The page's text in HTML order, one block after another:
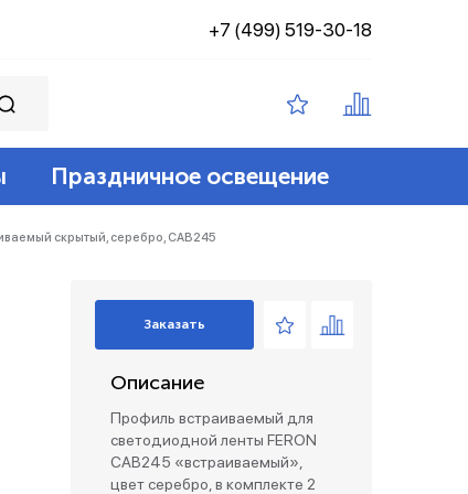
+7 (499) 519-30-18
филамент
12v
беспроводные
и коннекторы
Праздничное освещение
скрытый, серебро, CAB245
Заказать
Описание
Профиль встраиваемый для
светодиодной ленты FERON
CAB245 «встраиваемый»,
цвет серебро, в комплекте 2